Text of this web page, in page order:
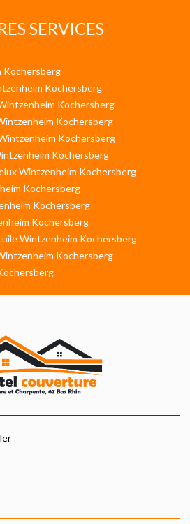
SERVICES
Kochersberg
Kochersberg
Kochersberg
Kochersberg
Kochersberg
Kochersberg
Wintzenheim Kochersberg
Kochersberg
Kochersberg
Kochersberg
Wintzenheim Kochersberg
Kochersberg